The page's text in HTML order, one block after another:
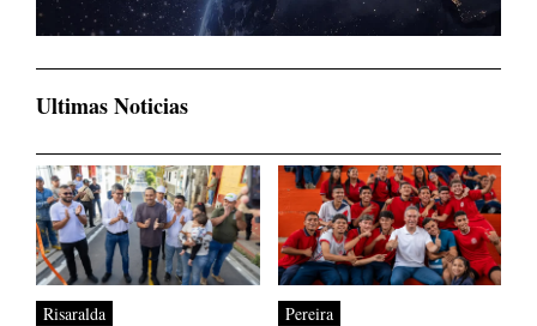
Ultimas Noticias
Risaralda Pereira